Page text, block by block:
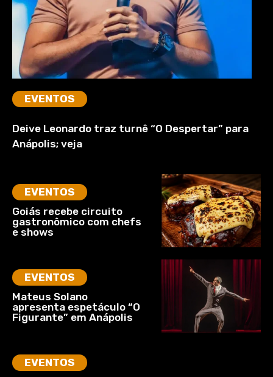
EVENTOS
Deive Leonardo traz turnê “O Despertar” para
Anápolis; veja
EVENTOS
Goiás recebe circuito
gastronômico com chefs
e shows
EVENTOS
Mateus Solano
apresenta espetáculo “O
Figurante” em Anápolis
EVENTOS